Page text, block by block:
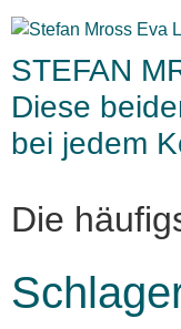
STEFAN
Diese
bei jedem
Die